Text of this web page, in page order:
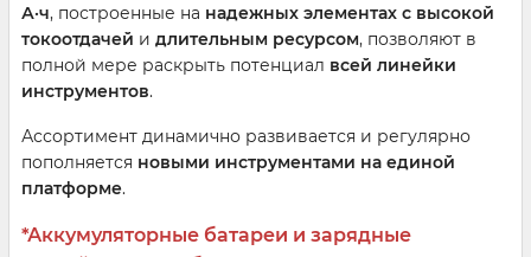
А·ч, построенные на надежных элементах с высокой
токоотдачей и длительным ресурсом, позволяют в
полной мере раскрыть потенциал всей линейки
инструментов.
Ассортимент динамично развивается и регулярно
пополняется новыми инструментами на единой
платформе.
*Аккумуляторные батареи и зарядные